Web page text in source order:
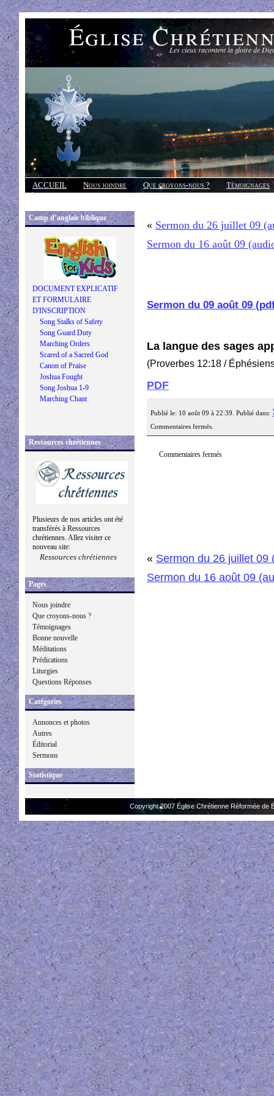
Église Les cieux racontent la gloire de
ACCUEIL Nous joindre Que croyons-nous ?
Témoignages
Réponses
Camp d’anglais biblique
DOCUMENT EXPLICATIF
ET FORMULAIRE
D'INSCRIPTION
Song Stalks of Safety
Song Guard Duty
Marching Orders
Scared of a Sacred God
Canon of Praise
Joshua Fought
Song Joshua 1-9
Marching Chant
Ressources chrétiennes
Plusieurs de nos articles ont été
transférés à Ressources
chrétiennes. Allez visiter ce
nouveau site:
Ressources chrétiennes
Pages
Nous joindre
Que croyons-nous ?
Témoignages
Bonne nouvelle
Méditations
Prédications
Liturgies
Questions Réponses
Catégories
Annonces et photos
Autres
Éditorial
Sermons
Statistique
« Sermon du 26 juillet 09
Sermon du 16 août 09
Sermon du 09 août 09
La langue des sages
(Proverbes 12:18 /
PDF
Publié le: 10 août 09 à 22:39. Publié dans:
Commentaires fermés.
Commentaires fermés
« Sermon du 26 juillet 09
Sermon du 16 août 09
Copyright 2007 Église Chrétienne Réformée de